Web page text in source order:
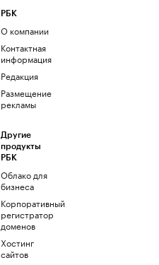
РБК
О компании
Контактная
информация
Редакция
Размещение
рекламы
Другие
продукты
РБК
Облако для
бизнеса
Корпоративный
регистратор
доменов
Хостинг
сайтов